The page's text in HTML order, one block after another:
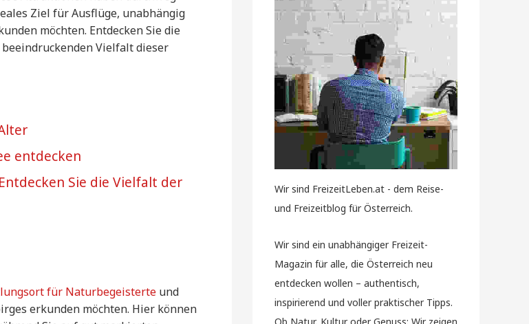
Ziel für Ausflüge, unabhängig
möchten. Entdecken Sie die
Vielfalt dieser
entdecken
Sie die Vielfalt der
für Naturbegeisterte und
erkunden möchten. Hier können
Wir sind FreizeitLeben.at - dem Reise-
und Freizeitblog für Österreich.
Wir sind ein unabhängiger Freizeit-
Magazin für alle, die Österreich neu
entdecken wollen – authentisch,
inspirierend und voller praktischer Tipps.
Ob Natur, Kultur oder Genuss: Wir zeigen